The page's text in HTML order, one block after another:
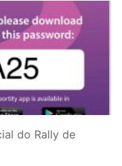
do Rally de